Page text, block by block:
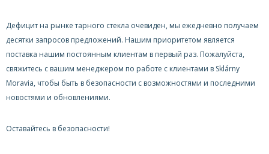
Дефицит на рынке тарного стекла очевиден, мы ежедневно получаем
десятки запросов предложений. Нашим приоритетом является
поставка нашим постоянным клиентам в первый раз. Пожалуйста,
свяжитесь с вашим менеджером по работе с клиентами в Sklárny
Moravia, чтобы быть в безопасности с возможностями и последними
новостями и обновлениями.
Оставайтесь в безопасности!